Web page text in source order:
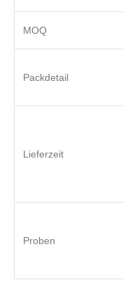
MOQ
Packdetail
Lieferzeit
Proben